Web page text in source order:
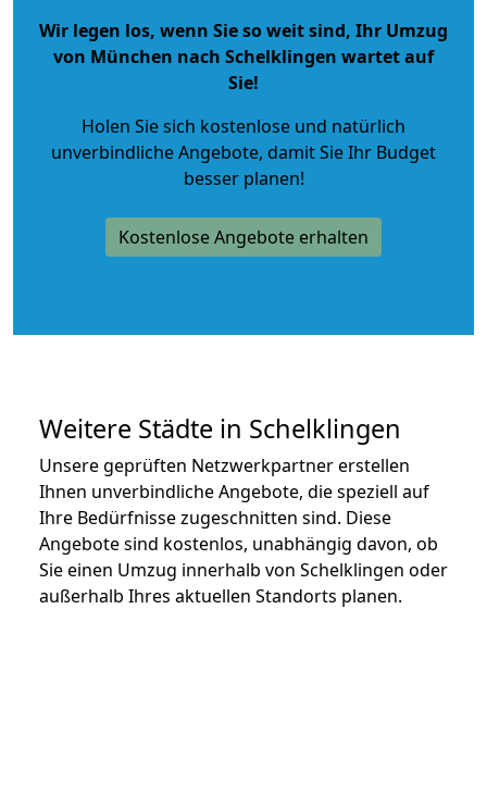
Wir legen los, wenn Sie so weit sind, Ihr Umzug
von München nach Schelklingen wartet auf
Sie!
Holen Sie sich kostenlose und natürlich
unverbindliche Angebote, damit Sie Ihr Budget
besser planen!
Kostenlose Angebote erhalten
Weitere Städte in Schelklingen
Unsere geprüften Netzwerkpartner erstellen
Ihnen unverbindliche Angebote, die speziell auf
Ihre Bedürfnisse zugeschnitten sind. Diese
Angebote sind kostenlos, unabhängig davon, ob
Sie einen Umzug innerhalb von Schelklingen oder
außerhalb Ihres aktuellen Standorts planen.